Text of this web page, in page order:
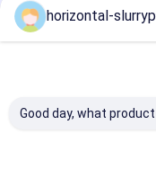
horizontal-
Good day, what